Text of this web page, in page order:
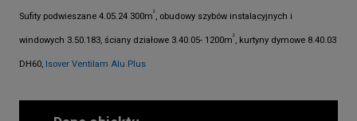
Sufity podwieszane 4.05.24 300m2, obudowy szybów instalacyjnych i
windowych 3.50.183, ściany działowe 3.40.05- 1200m2, kurtyny dymowe 8.40.03
DH60, Isover Ventilam Alu Plus